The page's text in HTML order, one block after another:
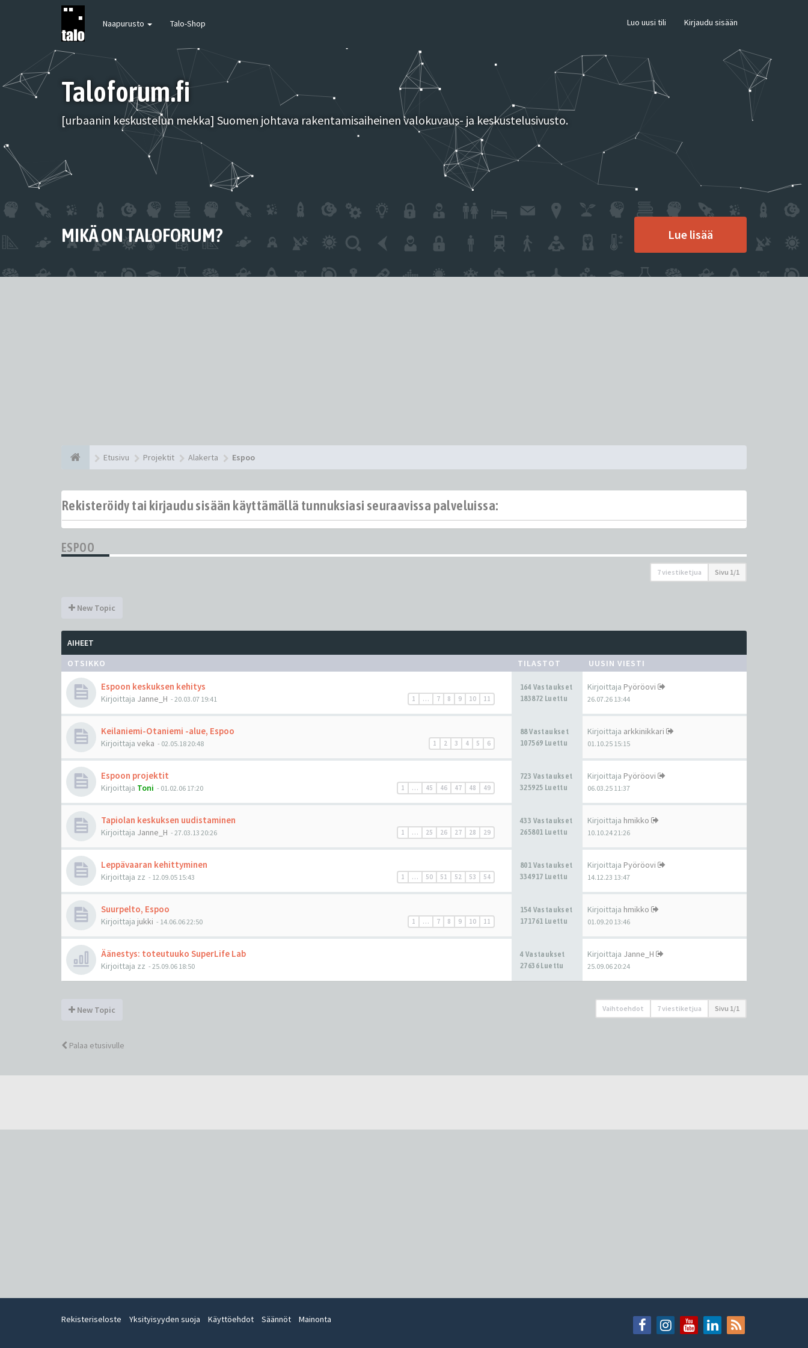
Naapurusto Talo-Shop Luo uusi tili Kirjaudu sisään
Taloforum.fi
[urbaanin keskustelun mekka] Suomen johtava rakentamisaiheinen valokuvaus- ja keskustelusivusto.
MIKÄ ON TALOFORUM? Lue lisää
Etusivu Projektit Alakerta Espoo
Rekisteröidy tai kirjaudu sisään käyttämällä tunnuksiasi seuraavissa palveluissa:
ESPOO
7 viestiketjua Sivu 1 /1
New Topic
AIHEET
OTSIKKO
TILASTOT UUSIN VIESTI
Espoon keskuksen kehitys
1 … 7 8 9 10 11
Kirjoittaja Janne_H - 20.03.07 19:41
164 Vastaukset
183872 Luettu
Kirjoittaja Pyöröovi
26.07.26 13:44
Keilaniemi-Otaniemi -alue, Espoo
1 2 3 4 5 6
Kirjoittaja veka - 02.05.18 20:48
88 Vastaukset
107569 Luettu
Kirjoittaja arkkinikkari
01.10.25 15:15
Espoon projektit
1 … 45 46 47 48 49
Kirjoittaja Toni - 01.02.06 17:20
723 Vastaukset
325925 Luettu
Kirjoittaja Pyöröovi
06.03.25 11:37
Tapiolan keskuksen uudistaminen
1 … 25 26 27 28 29
Kirjoittaja Janne_H - 27.03.13 20:26
433 Vastaukset
265801 Luettu
Kirjoittaja hmikko
10.10.24 21:26
Leppävaaran kehittyminen
1 … 50 51 52 53 54
Kirjoittaja zz - 12.09.05 15:43
801 Vastaukset
334917 Luettu
Kirjoittaja Pyöröovi
14.12.23 13:47
Suurpelto, Espoo
1 … 7 8 9 10 11
Kirjoittaja jukki - 14.06.06 22:50
154 Vastaukset
171761 Luettu
Kirjoittaja hmikko
01.09.20 13:46
Äänestys: toteutuuko SuperLife Lab
Kirjoittaja zz - 25.09.06 18:50
4 Vastaukset
27636 Luettu
Kirjoittaja Janne_H
25.09.06 20:24
New Topic Vaihtoehdot 7 viestiketjua Sivu 1 /1
Palaa etusivulle
Rekisteriseloste Yksityisyyden suoja Käyttöehdot Säännöt Mainonta